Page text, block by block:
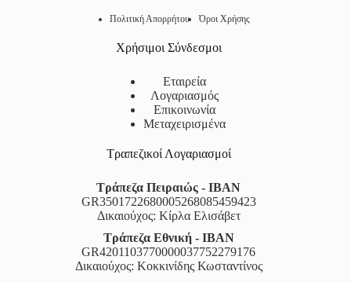
Πολιτική Απορρήτου Όροι Χρήσης
Χρήσιμοι Σύνδεσμοι
Εταιρεία
Λογαριασμός
Επικοινωνία
Μεταχειρισμένα
Τραπεζικοί Λογαριασμοί
Τράπεζα Πειραιώς - IBAN
GR3501722680005268085459423
Δικαιούχος: Κίρλα Ελισάβετ
Τράπεζα Εθνική - IBAN
GR4201103770000037752279176
Δικαιούχος: Κοκκινίδης Κωσταντίνος